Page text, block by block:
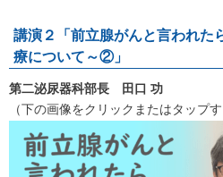
講演２「前立腺がんと言われた
療について～②」
第二泌尿器科部長 田口 功
（下の画像をクリックまたはタップ